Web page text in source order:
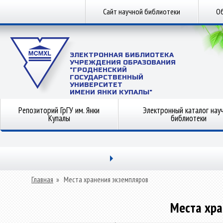
Сайт научной библиотеки
ЭЛЕКТРОННАЯ БИБЛИОТЕКА
УЧРЕЖДЕНИЯ ОБРАЗОВАНИЯ
"ГРОДНЕНСКИЙ
ГОСУДАРСТВЕННЫЙ
УНИВЕРСИТЕТ
ИМЕНИ ЯНКИ КУПАЛЫ"
Репозиторий ГрГУ им. Янки
Купалы
Электронный каталог
библиотеки
Главная » Места хранения экземпляров
Места